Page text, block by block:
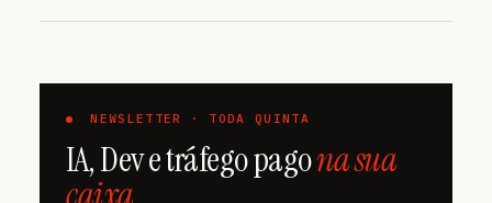
NEWSLETTER · TODA QUINTA
IA, Dev e tráfego pagona sua